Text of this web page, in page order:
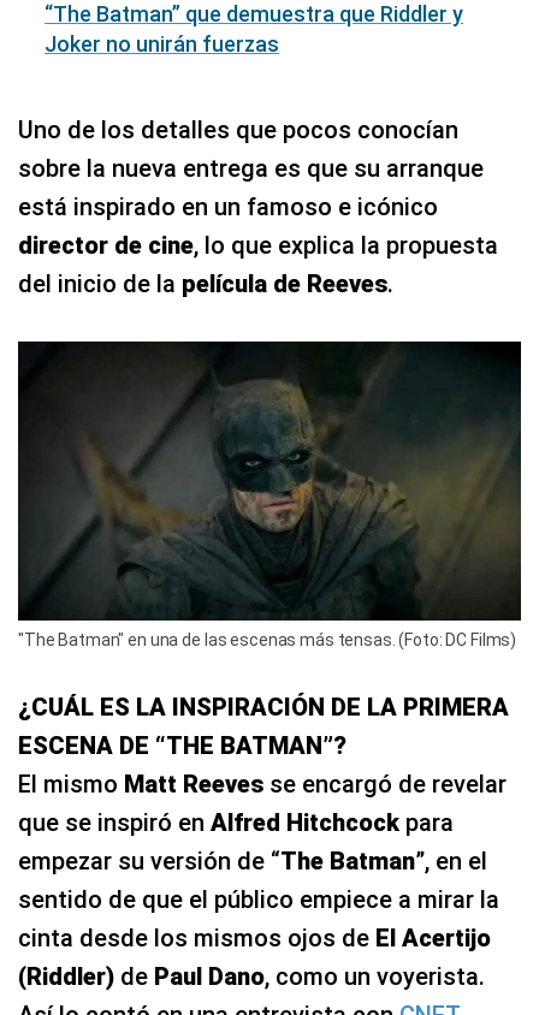
“The Batman” que demuestra que Riddler y
Joker no unirán fuerzas
Uno de los detalles que pocos conocían
sobre la nueva entrega es que su arranque
está inspirado en un famoso e icónico
director de cine, lo que explica la propuesta
del inicio de la película de Reeves.
"The Batman" en una de las escenas más tensas. (Foto: DC Films)
¿CUÁL ES LA INSPIRACIÓN DE LA PRIMERA
ESCENA DE “THE BATMAN”?
El mismo Matt Reeves se encargó de revelar
que se inspiró en Alfred Hitchcock para
empezar su versión de “The Batman”, en el
sentido de que el público empiece a mirar la
cinta desde los mismos ojos de El Acertijo
(Riddler) de Paul Dano, como un voyerista.